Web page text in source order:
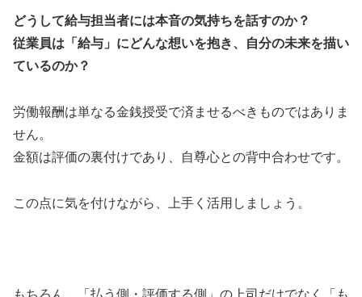
どうして給与担当者には本音の気持ちを話すのか？
従業員は「給与」にどんな想いを抱き、自分の未来を描い
ているのか？
労働報酬は単なる金銭授受で済ませるべきものではありま
せん。
金額は評価の裏付けであり、自尊心との背中合わせです。
この点に気を付けながら、上手く活用しましょう。